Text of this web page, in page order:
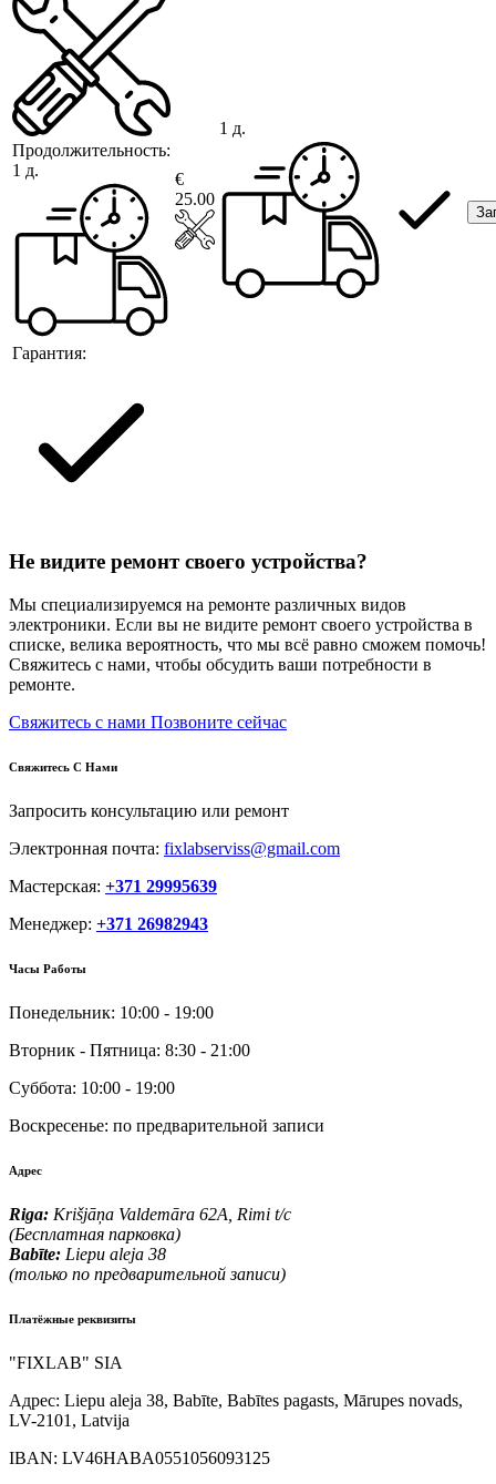
Продолжительность:
1 д.
Гарантия:
€
25.00
1 д.
Не видите ремонт своего устройства?
Мы специализируемся на ремонте различных видов
электроники. Если вы не видите ремонт своего устройства в
списке, велика вероятность, что мы всё равно сможем помочь!
Свяжитесь с нами, чтобы обсудить ваши потребности в
ремонте.
Свяжитесь с нами Позвоните сейчас
Свяжитесь С Нами
Запросить консультацию или ремонт
Электронная почта: fixlabserviss@gmail.com
Мастерская: +371 29995639
Менеджер: +371 26982943
Часы Работы
Понедельник: 10:00 - 19:00
Вторник - Пятница: 8:30 - 21:00
Суббота: 10:00 - 19:00
Воскресенье: по предварительной записи
Адрес
Riga: Krišjāņa Valdemāra 62A, Rimi t/c
(Бесплатная парковка)
Babīte: Liepu aleja 38
(только по предварительной записи)
Платёжные реквизиты
"FIXLAB" SIA
Адрес: Liepu aleja 38, Babīte, Babītes pagasts, Mārupes novads,
LV-2101, Latvija
IBAN: LV46HABA0551056093125